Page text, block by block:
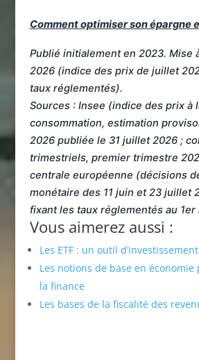
Comment optimiser son épargne
Publié initialement en 2023. Mise
2026 (indice des prix de juillet
taux réglementés).
Sources : Insee (indice des prix à
consommation, estimation
2026 publiée le 31 juillet 2026 ;
trimestriels, premier trimestre
centrale européenne (décisions
monétaire des 11 juin et 23 juillet
fixant les taux réglementés au 1er
Vous aimerez aussi :
Les ETF : un outil
Les notions de base en
la finance
Les bases de la fiscalité des